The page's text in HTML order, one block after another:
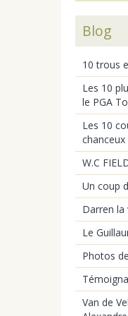
Blog
10 trous
Les 10
le PGA
Les 10
chanceux
W.C
Un coup
Darren la
Le
Photos
Van de